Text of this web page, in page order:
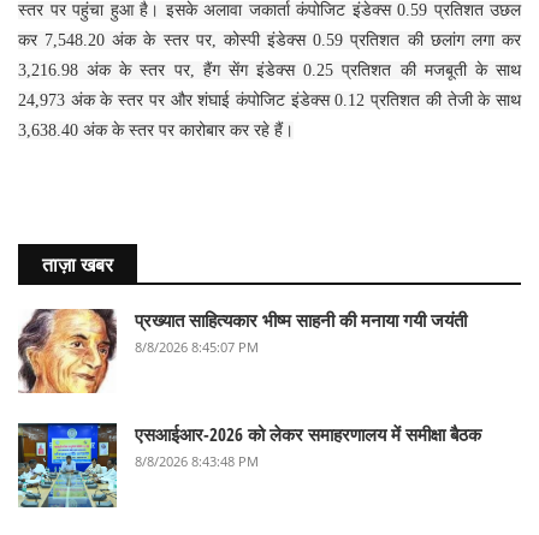
स्तर पर पहुंचा हुआ है। इसके अलावा जकार्ता कंपोजिट इंडेक्स 0.59 प्रतिशत उछल
कर 7,548.20 अंक के स्तर पर, कोस्पी इंडेक्स 0.59 प्रतिशत की छलांग लगा कर
3,216.98 अंक के स्तर पर, हैंग सेंग इंडेक्स 0.25 प्रतिशत की मजबूती के साथ
24,973 अंक के स्तर पर और शंघाई कंपोजिट इंडेक्स 0.12 प्रतिशत की तेजी के साथ
3,638.40 अंक के स्तर पर कारोबार कर रहे हैं।
ताज़ा खबर
प्रख्यात साहित्यकार भीष्म साहनी की मनाया गयी जयंती
8/8/2026 8:45:07 PM
एसआईआर-2026 को लेकर समाहरणालय में समीक्षा बैठक
8/8/2026 8:43:48 PM